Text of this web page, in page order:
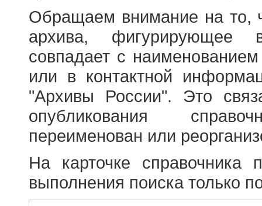
Обращаем внимание на то,
архива, фигурирующее
совпадает с
или в контактной
"Архивы России". Это
опубликования
переименован или
На карточке справочника
выполнения поиска только